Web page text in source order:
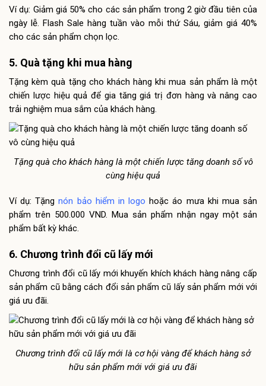
Ví dụ: Giảm giá 50% cho các sản phẩm trong 2 giờ đầu tiên của
ngày lễ. Flash Sale hàng tuần vào mỗi thứ Sáu, giảm giá 40%
cho các sản phẩm chọn lọc.
5. Quà tặng khi mua hàng
Tặng kèm quà tặng cho khách hàng khi mua sản phẩm là một
chiến lược hiệu quả để gia tăng giá trị đơn hàng và nâng cao
trải nghiệm mua sắm của khách hàng.
Tặng quà cho khách hàng là một chiến lược tăng doanh số vô
cùng hiệu quả
Ví dụ: Tặngnón bảo hiểm in logo hoặc áo mưa khi mua sản
phẩm trên 500.000 VND. Mua sản phẩm nhận ngay một sản
phẩm bất kỳ khác.
6. Chương trình đổi cũ lấy mới
Chương trình đổi cũ lấy mới khuyến khích khách hàng nâng cấp
sản phẩm cũ bằng cách đổi sản phẩm cũ lấy sản phẩm mới với
giá ưu đãi.
Chương trình đổi cũ lấy mới là cơ hội vàng để khách hàng sở
hữu sản phẩm mới với giá ưu đãi